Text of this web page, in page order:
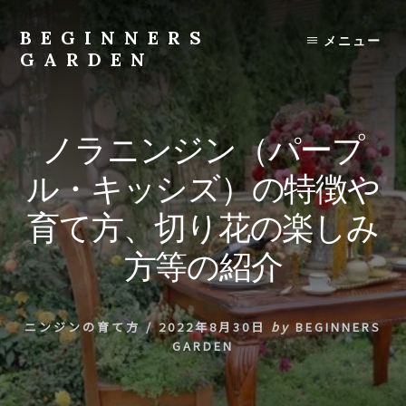
content
BEGINNERS
GARDEN
物
の
種
類
や
育
て
方
の
紹
介
を
行
い
メニュー
ノラニンジン（パープ
ル・キッシズ）の特徴や
育て方、切り花の楽しみ
方等の紹介
ニンジンの育て方/ 2022年8月30日 by BEGINNERS
GARDEN